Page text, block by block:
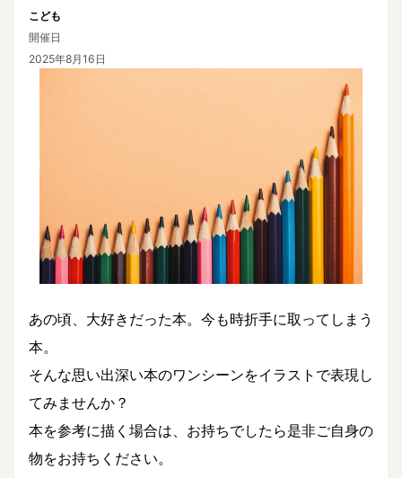
こども
開催日
2025年8月16日
あの頃、大好きだった本。今も時折手に取ってしまう
本。
そんな思い出深い本のワンシーンをイラストで表現し
てみませんか？
本を参考に描く場合は、お持ちでしたら是非ご自身の
物をお持ちください。